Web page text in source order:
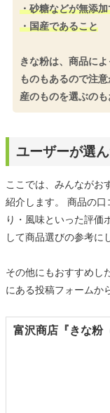
・砂糖などが無添
・国産であること
きな粉は、商品に
ものもあるので注
産のものを選ぶのも
ユーザーが選
ここでは、みんながお
紹介します。 商品の
り・風味といった評価
して商品選びの参考に
その他にもおすすめし
にある投稿フォームか
富沢商店『きな粉